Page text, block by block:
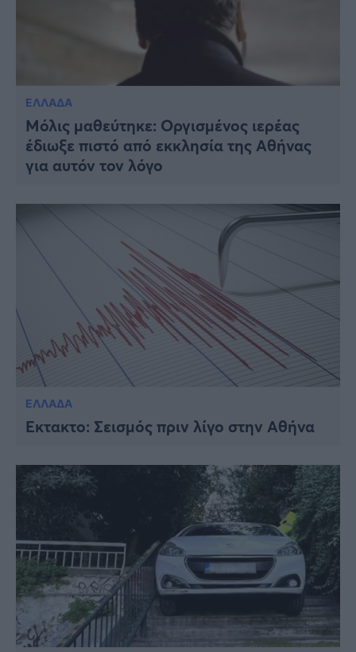
ΕΛΛΑΔΑ
Μόλις μαθεύτηκε: Οργισμένος ιερέας
έδιωξε πιστό από εκκλησία της Αθήνας
για αυτόν τον λόγο
ΕΛΛΑΔΑ
Έκτακτο: Σεισμός πριν λίγο στην Αθήνα